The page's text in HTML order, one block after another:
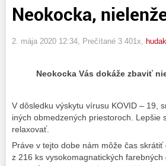
Neokocka,
2. mája 2020 12:34 , Prečítané 3 401x, hudak
Neokocka Vás dokáže zbaviť
V dôsledku výskytu vírusu KOVID – 19,
iných obmedzených priestoroch.
relaxovať.
Práve v tejto dobe nám môže čas
z 216 ks vysokomagnatických